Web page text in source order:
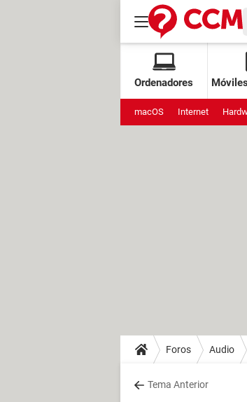
Ordenadores
macOS Internet
Foros Audio
Tema Anterior